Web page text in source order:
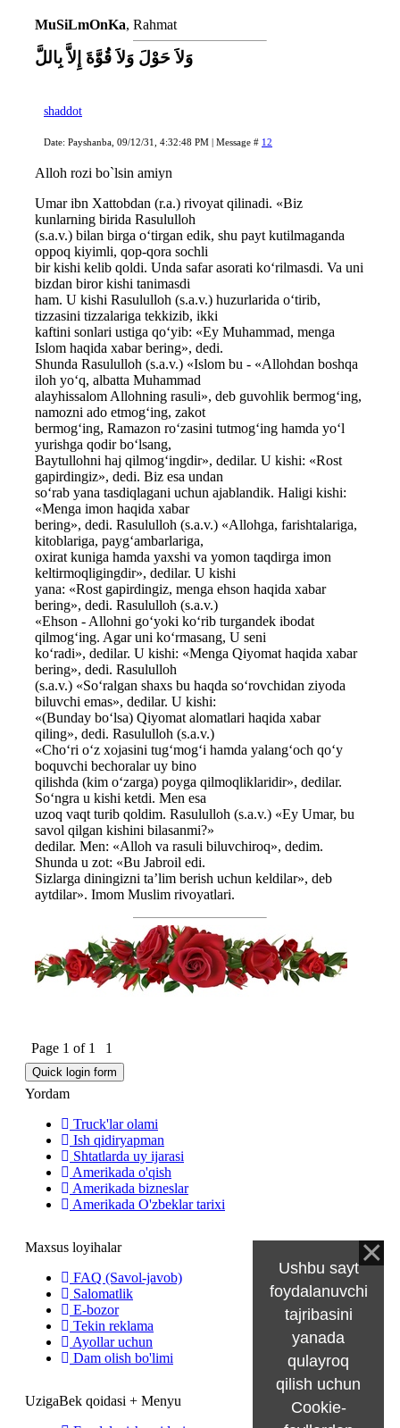
MuSiLmOnKa, Rahmat
وَلاَ حَوْلَ وَلاَ قُوَّةَ إِلاَّ بِاللَّ
shaddot
Date: Payshanba, 09/12/31, 4:32:48 PM | Message # 12
Alloh rozi bo`lsin amiyn
Umar ibn Xattobdan (r.a.) rivoyat qilinadi. «Biz
kunlarning birida Rasululloh
(s.a.v.) bilan birga o‘tirgan edik, shu payt kutilmaganda
oppoq kiyimli, qop-qora sochli
bir kishi kelib qoldi. Unda safar asorati ko‘rilmasdi. Va uni
bizdan biror kishi tanimasdi
ham. U kishi Rasululloh (s.a.v.) huzurlarida o‘tirib,
tizzasini tizzalariga tekkizib, ikki
kaftini sonlari ustiga qo‘yib: «Ey Muhammad, menga
Islom haqida xabar bering», dedi.
Shunda Rasululloh (s.a.v.) «Islom bu - «Allohdan boshqa
iloh yo‘q, albatta Muhammad
alayhissalom Allohning rasuli», deb guvohlik bermog‘ing,
namozni ado etmog‘ing, zakot
bermog‘ing, Ramazon ro‘zasini tutmog‘ing hamda yo‘l
yurishga qodir bo‘lsang,
Baytullohni haj qilmog‘ingdir», dedilar. U kishi: «Rost
gapirdingiz», dedi. Biz esa undan
so‘rab yana tasdiqlagani uchun ajablandik. Haligi kishi:
«Menga imon haqida xabar
bering», dedi. Rasululloh (s.a.v.) «Allohga, farishtalariga,
kitoblariga, payg‘ambarlariga,
oxirat kuniga hamda yaxshi va yomon taqdirga imon
keltirmoqligingdir», dedilar. U kishi
yana: «Rost gapirdingiz, menga ehson haqida xabar
bering», dedi. Rasululloh (s.a.v.)
«Ehson - Allohni go‘yoki ko‘rib turgandek ibodat
qilmog‘ing. Agar uni ko‘rmasang, U seni
ko‘radi», dedilar. U kishi: «Menga Qiyomat haqida xabar
bering», dedi. Rasululloh
(s.a.v.) «So‘ralgan shaxs bu haqda so‘rovchidan ziyoda
biluvchi emas», dedilar. U kishi:
«(Bunday bo‘lsa) Qiyomat alomatlari haqida xabar
qiling», dedi. Rasululloh (s.a.v.)
«Cho‘ri o‘z xojasini tug‘mog‘i hamda yalang‘och qo‘y
boquvchi bechoralar uy bino
qilishda (kim o‘zarga) poyga qilmoqliklaridir», dedilar.
So‘ngra u kishi ketdi. Men esa
uzoq vaqt turib qoldim. Rasululloh (s.a.v.) «Ey Umar, bu
savol qilgan kishini bilasanmi?»
dedilar. Men: «Alloh va rasuli biluvchiroq», dedim.
Shunda u zot: «Bu Jabroil edi.
Sizlarga diningizni ta’lim berish uchun keldilar», deb
aytdilar». Imom Muslim rivoyatlari.
Page 1 of 1 1
Yordam
Truck'lar olami
Ish qidiryapman
Shtatlarda uy ijarasi
Amerikada o'qish
Amerikada bizneslar
Amerikada O'zbeklar tarixi
Maxsus loyihalar
FAQ (Savol-javob)
Salomatlik
E-bozor
Tekin reklama
Ayollar uchun
Dam olish bo'limi
UzigaBek qoidasi + Menyu
Ushbu sayt
foydalanuvchi
tajribasini
yanada
qulayroq
qilish uchun
Cookie-